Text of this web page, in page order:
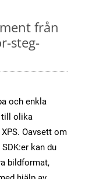
från
steg-
och enkla
till olika
Oavsett om
kan du
bildformat,